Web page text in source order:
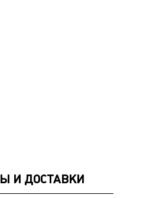
И ДОСТАВКИ